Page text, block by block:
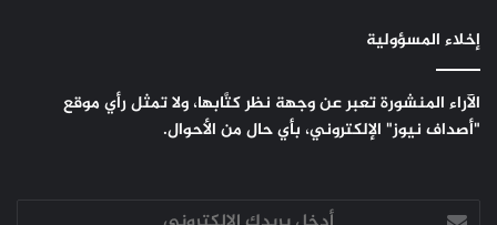
إخلاء المسؤولية
الآراء المنشورة تعبر عن وجهة نظر كتَّابها، ولا تمثل رأي موقع
"أصداف نيوز" الإلكتروني، بأي حال من الأحوال.
أدخل